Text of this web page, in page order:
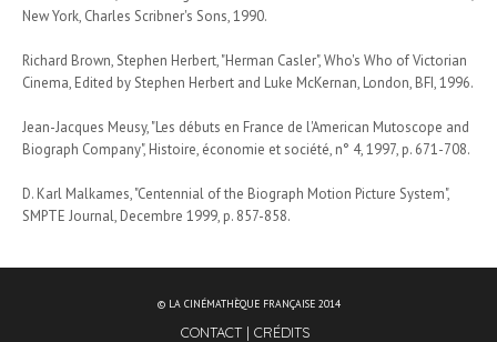
New York, Charles Scribner's Sons, 1990.
Richard Brown, Stephen Herbert, "Herman Casler", Who's Who of Victorian
Cinema, Edited by Stephen Herbert and Luke McKernan, London, BFI, 1996.
Jean-Jacques Meusy, "Les débuts en France de l'American Mutoscope and
Biograph Company", Histoire, économie et société, n° 4, 1997, p. 671-708.
D. Karl Malkames, "Centennial of the Biograph Motion Picture System",
SMPTE Journal, Decembre 1999, p. 857-858.
© LA CINÉMATHÈQUE FRANÇAISE 2014
CONTACT CRÉDITS